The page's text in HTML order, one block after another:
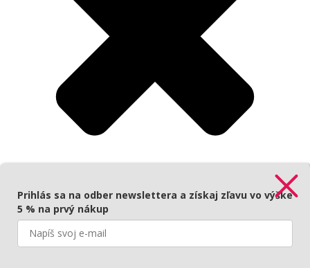
Prihlásenie
Používateľské meno alebo e-mailová adresa
Prihlás sa na odber newslettera a získaj zľavu vo výške
5 % na prvý nákup